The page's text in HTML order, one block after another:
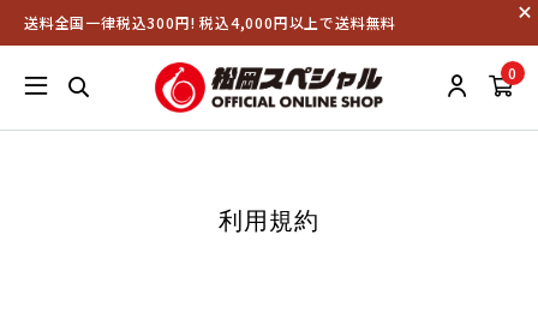
送料全国一律税込300円! 税込4,000円以上で送料無料
0
利用規約